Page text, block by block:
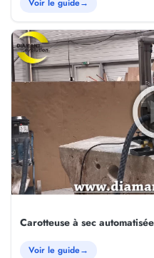
Voir le guide→
Carotteuse à sec
Voir le guide→